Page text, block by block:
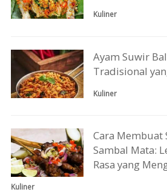
Kuliner
Ayam Suwir
Tradisional
Kuliner
Cara Membuat
Sambal Mata:
Rasa yang
Kuliner